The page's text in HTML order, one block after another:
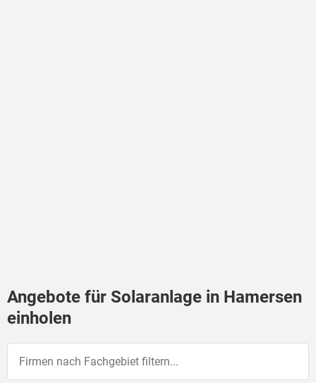
Angebote für Solaranlage in Hamersen
einholen